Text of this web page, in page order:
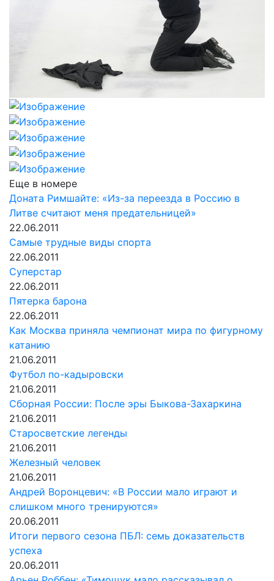
Еще в номере
Доната Римшайте: «Из-за переезда в Россию в
Литве считают меня предательницей»
22.06.2011
Самые трудные виды спорта
22.06.2011
Суперстар
22.06.2011
Пятерка барона
22.06.2011
Как Москва приняла чемпионат мира по фигурному
катанию
21.06.2011
Футбол по-кадыровски
21.06.2011
Сборная России: После эры Быкова-Захаркина
21.06.2011
Старосветские легенды
21.06.2011
Железный человек
21.06.2011
Андрей Воронцевич: «В России мало играют и
слишком много тренируются»
20.06.2011
Итоги первого сезона ПБЛ: семь доказательств
успеха
20.06.2011